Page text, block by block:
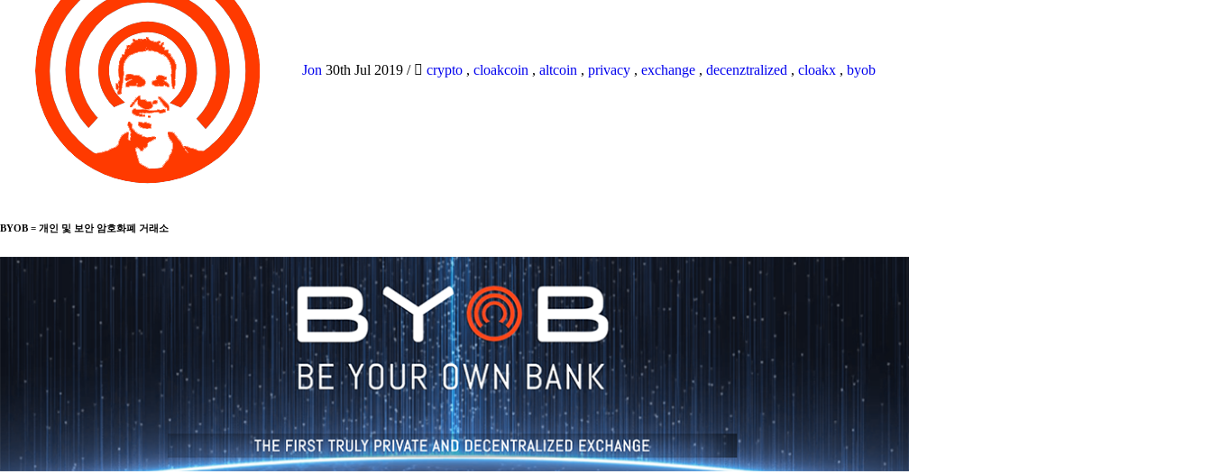
Jon 30th Jul 2019 / crypto , cloakcoin , altcoin , privacy , exchange , decenztralized , cloakx , byob
BYOB = 개인 및 보안 암호화폐 거래소